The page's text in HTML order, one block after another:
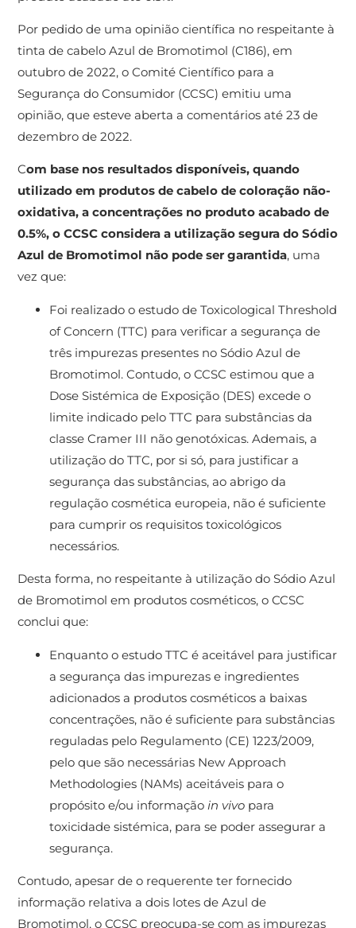
Por pedido de uma opinião científica no respeitante à
tinta de cabelo Azul de Bromotimol (C186), em
outubro de 2022, o Comité Científico para a
Segurança do Consumidor (CCSC) emitiu uma
opinião, que esteve aberta a comentários até 23 de
dezembro de 2022.
Com base nos resultados disponíveis, quando
utilizado em produtos de cabelo de coloração não-
oxidativa, a concentrações no produto acabado de
0.5%, o CCSC considera a utilização segura do Sódio
Azul de Bromotimol não pode ser garantida, uma
vez que:
Foi realizado o estudo de Toxicological Threshold
of Concern (TTC) para verificar a segurança de
três impurezas presentes no Sódio Azul de
Bromotimol. Contudo, o CCSC estimou que a
Dose Sistémica de Exposição (DES) excede o
limite indicado pelo TTC para substâncias da
classe Cramer III não genotóxicas. Ademais, a
utilização do TTC, por si só, para justificar a
segurança das substâncias, ao abrigo da
regulação cosmética europeia, não é suficiente
para cumprir os requisitos toxicológicos
necessários.
Desta forma, no respeitante à utilização do Sódio Azul
de Bromotimol em produtos cosméticos, o CCSC
conclui que:
Enquanto o estudo TTC é aceitável para justificar
a segurança das impurezas e ingredientes
adicionados a produtos cosméticos a baixas
concentrações, não é suficiente para substâncias
reguladas pelo Regulamento (CE) 1223/2009,
pelo que são necessárias New Approach
Methodologies (NAMs) aceitáveis para o
propósito e/ou informação in vivo para
toxicidade sistémica, para se poder assegurar a
segurança.
Contudo, apesar de o requerente ter fornecido
informação relativa a dois lotes de Azul de
Bromotimol, o CCSC preocupa-se com as impurezas